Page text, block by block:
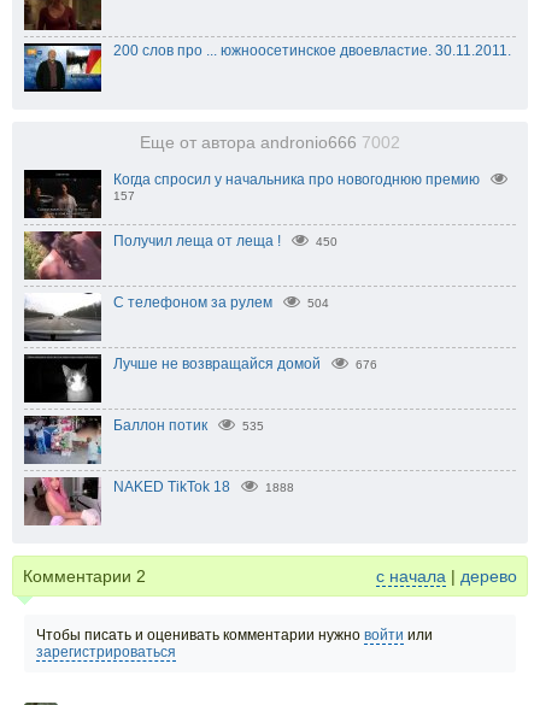
200 слов про ... южноосетинское двоевластие. 30.11.2011.
Еще от автора andronio666 7002
Когда спросил у начальника про новогоднюю премию
157
Получил леща от леща ! 450
С телефоном за рулем 504
Лучше не возвращайся домой 676
Баллон потик 535
NAKED TikTok 18 1888
Комментарии 2 с начала | дерево
Чтобы писать и оценивать комментарии нужно войти или
зарегистрироваться